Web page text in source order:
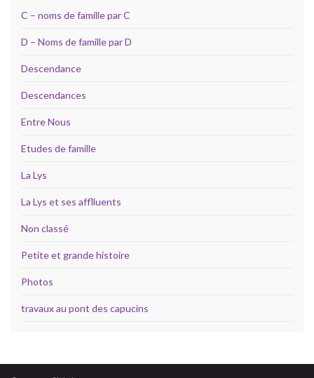
C – noms de famille par C
D – Noms de famille par D
Descendance
Descendances
Entre Nous
Etudes de famille
La Lys
La Lys et ses afflluents
Non classé
Petite et grande histoire
Photos
travaux au pont des capucins